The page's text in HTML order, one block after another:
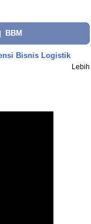
BBM
Bisnis Logistik
Lebih